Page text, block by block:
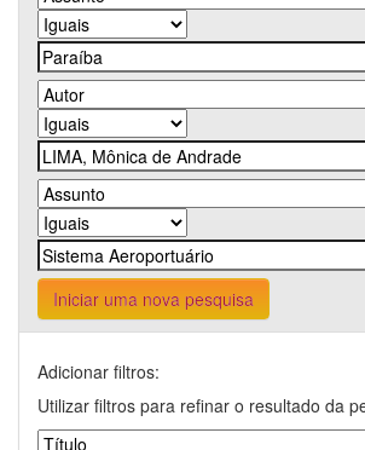
Iniciar uma nova pesquisa
Adicionar filtros:
Utilizar filtros para refinar o resultado da